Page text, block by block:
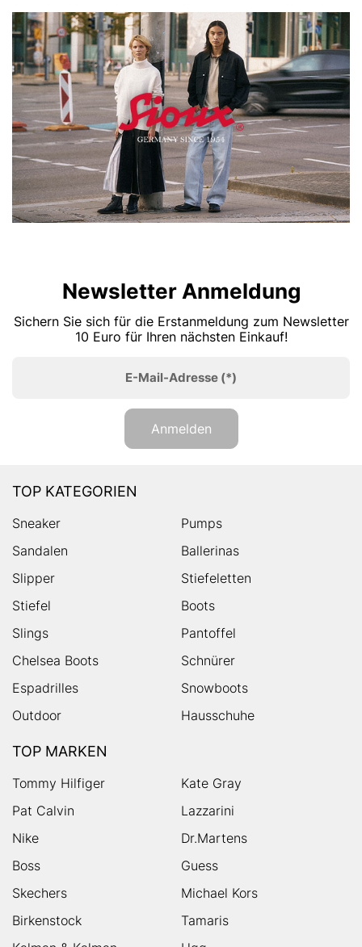
Newsletter Anmeldung
Sichern Sie sich für die Erstanmeldung zum Newsletter
10 Euro für Ihren nächsten Einkauf!
E-Mail-Adresse (*)
Anmelden
TOP KATEGORIEN
Sneaker
Pumps
Sandalen
Ballerinas
Slipper
Stiefeletten
Stiefel
Boots
Slings
Pantoffel
Chelsea Boots
Schnürer
Espadrilles
Snowboots
Outdoor
Hausschuhe
TOP MARKEN
Tommy Hilfiger
Kate Gray
Pat Calvin
Lazzarini
Nike
Dr.Martens
Boss
Guess
Skechers
Michael Kors
Birkenstock
Tamaris